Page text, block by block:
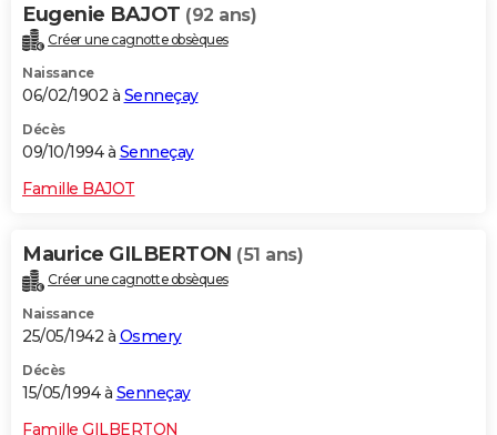
Eugenie BAJOT (92 ans)
Créer une cagnotte obsèques
Naissance
06/02/1902 à Senneçay
Décès
09/10/1994 à Senneçay
Famille BAJOT
Maurice GILBERTON (51 ans)
Créer une cagnotte obsèques
Naissance
25/05/1942 à Osmery
Décès
15/05/1994 à Senneçay
Famille GILBERTON